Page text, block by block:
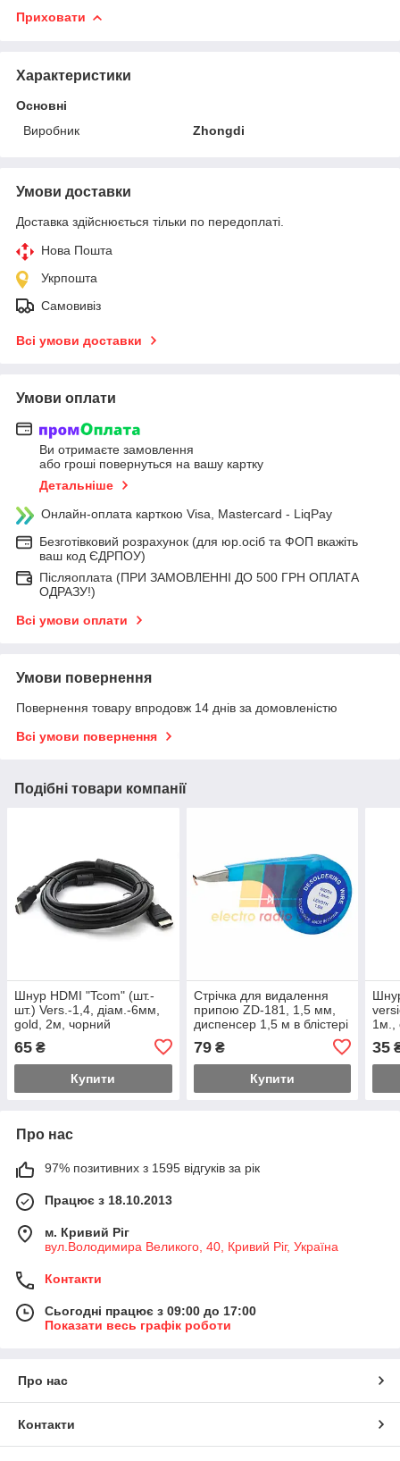
Приховати
Характеристики
Основні
Виробник
Zhongdi
Умови доставки
Доставка здійснюється тільки по передоплаті.
Нова Пошта
Укрпошта
Самовивіз
Всі умови доставки
Умови оплати
Ви отримаєте замовлення
або гроші повернуться на вашу картку
Детальніше
Онлайн-оплата карткою Visa, Mastercard - LiqPay
Безготівковий розрахунок (для юр.осіб та ФОП вкажіть
ваш код ЄДРПОУ)
Післяоплата (ПРИ ЗАМОВЛЕННІ ДО 500 ГРН ОПЛАТА
ОДРАЗУ!)
Всі умови оплати
Умови повернення
Повернення товару впродовж 14 днів за домовленістю
Всі умови повернення
Подібні товари компанії
Шнур HDMI "Tcom" (шт.-
шт.) Vers.-1,4, діам.-6мм,
gold, 2м, чорний
65 ₴
Купити
Стрічка для видалення
припою ZD-181, 1,5 мм,
диспенсер 1,5 м в блістері
79₴
Купити
1м.,
35
Про нас
97% позитивних з 1595 відгуків за рік
Працює з 18.10.2013
м. Кривий Ріг
вул.Володимира Великого, 40, Кривий Ріг, Україна
Контакти
Сьогодні працює з 09:00 до 17:00
Показати весь графік роботи
Про нас
Контакти